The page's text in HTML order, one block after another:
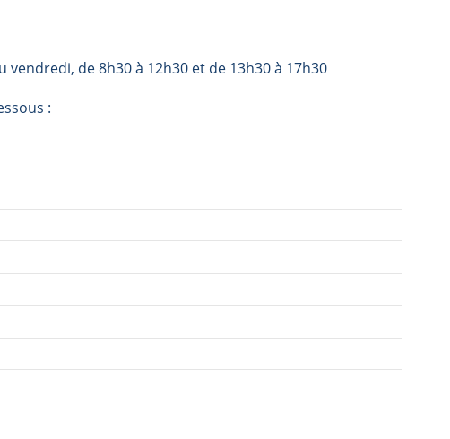
vendredi, de 8h30 à 12h30 et de 13h30 à 17h30
: